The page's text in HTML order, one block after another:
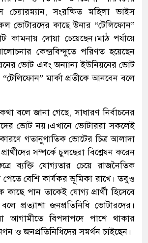
চেয়ারম্যান, সংরক্ষিত মহিলা ভাইস
ভোটারদের কাছে উনার “টেলিফোন”
কামনায় দোয়া চেয়েছেন।মাঠ পর্যায়ে
কেন্দ্রবিন্দুতে পরিণত হয়েছেন
ভোট এবং অন্যান্য ইউনিয়নের ভোট
মার্কা প্রতীকে আনবেন বলে
বলে জানা গেছে, সাধারণ নির্বাচনের
ভোট নয়।এখানে ভোটাররা সকলেই
গতানুগাতিক ভোটের চিত্র আলাদা
সম্পর্কে চুলছেরা বিশ্লেষন করেন
ব্যক্তি যোগ্যতার চেয়ে রাজনৈতিক
পেতে বেশি কার্যকর ভূমিকা রাখে। তবুও
পান তাকেই যোগ্য প্রার্থী হিসেবে
প্রত্যাশা জনপ্রতিনিধি ভোটারদের।
আগামীতে বিপদাপদে পাশে থাকার
ও জনপ্রতিনিধিদের সমর্থন চাইছেন।